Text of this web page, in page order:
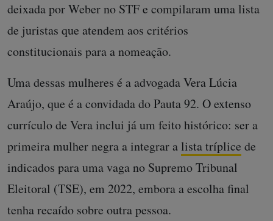
deixada por Weber no STF e compilaram uma lista
de juristas que atendem aos critérios
constitucionais para a nomeação.
Uma dessas mulheres é a advogada Vera Lúcia
Araújo, que é a convidada do Pauta 92. O extenso
currículo de Vera inclui já um feito histórico: ser a
primeira mulher negra a integrar a lista tríplice de
indicados para uma vaga no Supremo Tribunal
Eleitoral (TSE), em 2022, embora a escolha final
tenha recaído sobre outra pessoa.